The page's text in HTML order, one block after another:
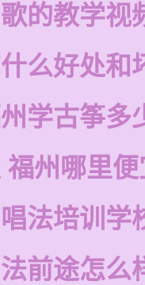
的教学视
么好处和
学古筝多
福州哪里
法培训学
前途怎么